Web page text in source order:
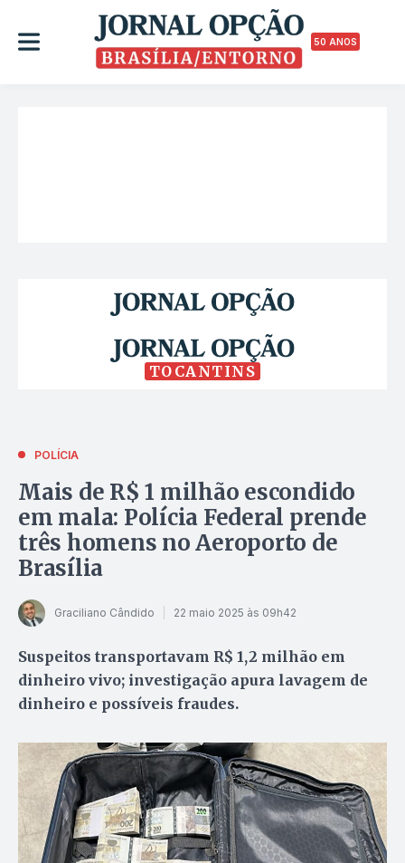
50 ANOS
TOCANTINS
POLÍCIA
Mais de R$ 1 milhão escondido
em mala: Polícia Federal prende
três homens no Aeroporto de
Brasília
Graciliano Cândido 22 maio 2025 às 09h42
Suspeitos transportavam R$ 1,2 milhão em
dinheiro vivo; investigação apura lavagem de
dinheiro e possíveis fraudes.